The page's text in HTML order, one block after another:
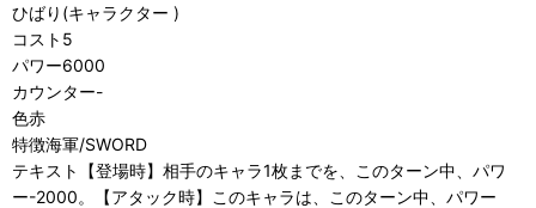
ひばり(キャラクター )
コスト5
パワー6000
カウンター-
色赤
特徴海軍/SWORD
テキスト【登場時】相手のキャラ1枚までを、このターン中、パワ
ー-2000。【アタック時】このキャラは、このターン中、パワー